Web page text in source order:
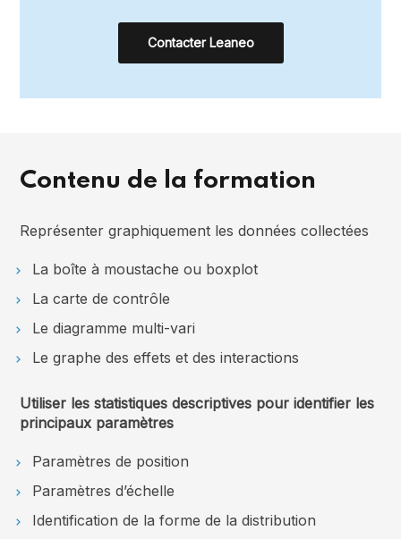
Contacter Leaneo
Contenu de la formation
Représenter graphiquement les données collectées
La boîte à moustache ou boxplot
La carte de contrôle
Le diagramme multi-vari
Le graphe des effets et des interactions
Utiliser les statistiques descriptives pour identifier les
principaux paramètres
Paramètres de position
Paramètres d’échelle
Identification de la forme de la distribution